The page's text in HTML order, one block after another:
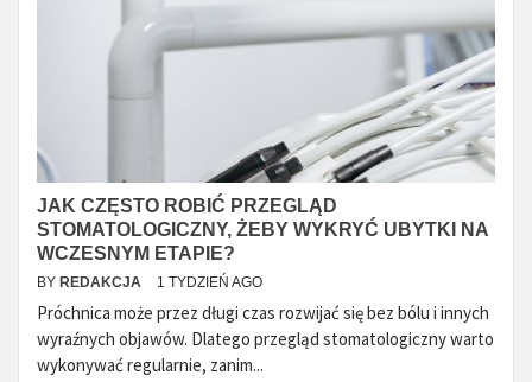
JAK CZĘSTO ROBIĆ PRZEGLĄD
STOMATOLOGICZNY, ŻEBY WYKRYĆ UBYTKI NA
WCZESNYM ETAPIE?
BY REDAKCJA 1 TYDZIEŃ AGO
Próchnica może przez długi czas rozwijać się bez bólu i innych
wyraźnych objawów. Dlatego przegląd stomatologiczny warto
wykonywać regularnie, zanim...